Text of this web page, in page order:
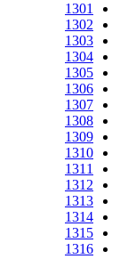
1301
1302
1303
1304
1305
1306
1307
1308
1309
1310
1311
1312
1313
1314
1315
1316